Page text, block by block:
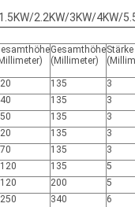
2.2KW/3KW/4KW/
Gesamthöhe
(Millimeter)
Stärke
135
3
135
3
135
3
135
3
135
3
135
5
200
5
340 6